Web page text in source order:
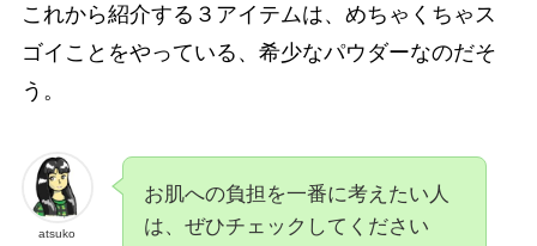
これから紹介する３アイテムは、めちゃくちゃス
ゴイことをやっている、希少なパウダーなのだそ
う。
atsuko
お肌への負担を一番に考えたい人
は、ぜひチェックしてください